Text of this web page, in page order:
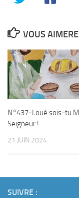
VOUS
N°437-Loué sois-tu
Seigneur !
21 JUIN 2024
SUIVRE :